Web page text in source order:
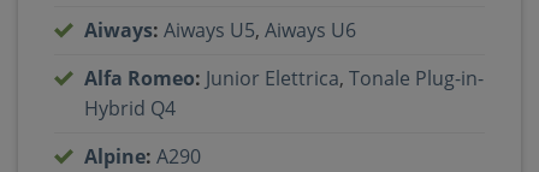
Aiways: Aiways U5, Aiways U6
Alfa Romeo: Junior Elettrica, Tonale Plug-in-
Hybrid Q4
Alpine: A290